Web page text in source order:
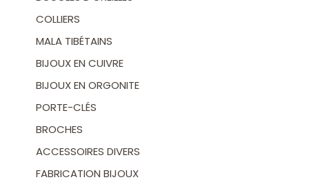
COLLIERS
MALA TIBÉTAINS
BIJOUX EN CUIVRE
BIJOUX EN ORGONITE
PORTE-CLÉS
BROCHES
ACCESSOIRES DIVERS
FABRICATION BIJOUX